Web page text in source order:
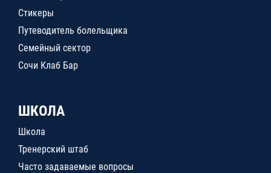
Стикеры
Путеводитель болельщика
Семейный сектор
Сочи Клаб Бар
ШКОЛА
Школа
Тренерский штаб
Часто задаваемые вопросы